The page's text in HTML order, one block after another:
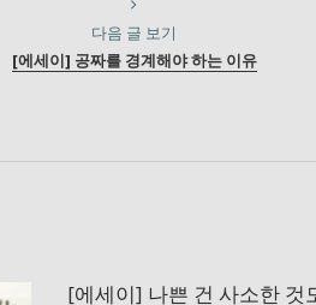
다음 글 보기
[에세이] 공짜를 경계해야 하는 이유
[에세이] 나쁜 건 사소한 것